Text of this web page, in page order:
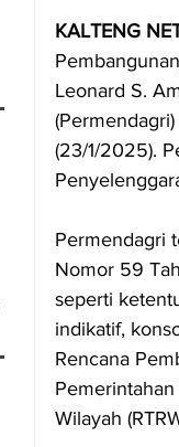
KALTENG
Leonard S.
(23/1/2025).
Permendagri
Nomor 59
seperti
indikatif,
Rencana
Wilayah